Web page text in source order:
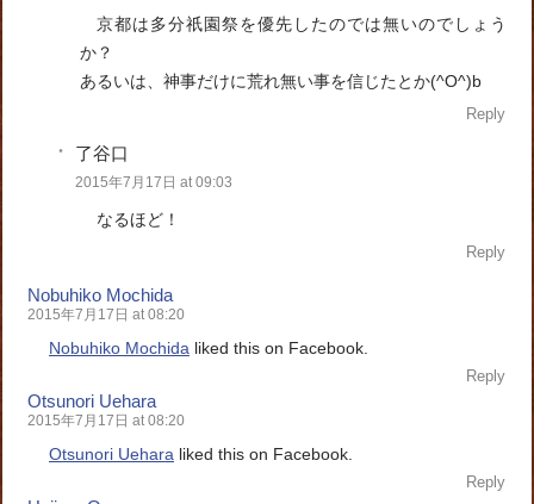
京都は多分祇園祭を優先したのでは無いのでしょう
か？
あるいは、神事だけに荒れ無い事を信じたとか(^O^)b
Reply
了谷口
2015年7月17日 at 09:03
なるほど！
Reply
Nobuhiko Mochida
2015年7月17日 at 08:20
Nobuhiko Mochida liked this on Facebook.
Reply
Otsunori Uehara
2015年7月17日 at 08:20
Otsunori Uehara liked this on Facebook.
Reply